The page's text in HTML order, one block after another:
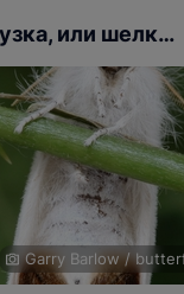
Златогузка, или шелкопряд золотистый
Garry Barlow/